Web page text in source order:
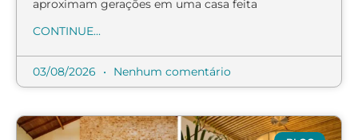
aproximam gerações em uma casa feita
CONTINUE...
03/08/2026 Nenhum comentário